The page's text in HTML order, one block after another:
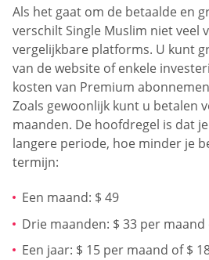
Als het gaat om de betaalde en
verschilt Single Muslim niet veel
vergelijkbare platforms. U kunt
van de website of enkele
kosten van Premium
Zoals gewoonlijk kunt u betalen
maanden. De hoofdregel is dat
langere periode, hoe minder je
termijn:
Een maand: $ 49
Drie maanden: $ 33 per
Een jaar: $ 15 per maand of $